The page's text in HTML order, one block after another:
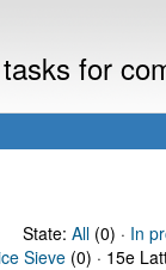
for
State: All(0) · In
Sieve (0) · 15e